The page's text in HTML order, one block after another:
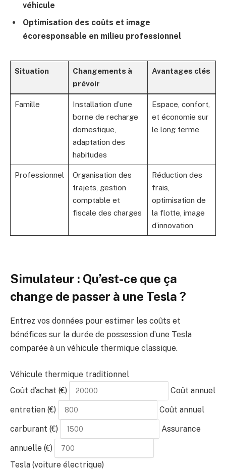
véhicule
Optimisation des coûts et image
écoresponsable en milieu professionnel
Situation
Changements à
prévoir
Avantages clés
Famille
Installation d’une
borne de recharge
domestique,
adaptation des
habitudes
Espace, confort,
et économie sur
le long terme
Professionnel
Organisation des
trajets, gestion
comptable et
fiscale des charges
Réduction des
frais,
optimisation de
la flotte, image
d’innovation
Simulateur : Qu’est-ce que ça
change de passer à une Tesla ?
Entrez vos données pour estimer les coûts et
bénéfices sur la durée de possession d’une Tesla
comparée à un véhicule thermique classique.
Véhicule thermique traditionnel
Coût d’achat (€)
Coût annuel
entretien (€)
Coût annuel
carburant (€)
Assurance
annuelle (€)
Tesla (voiture électrique)